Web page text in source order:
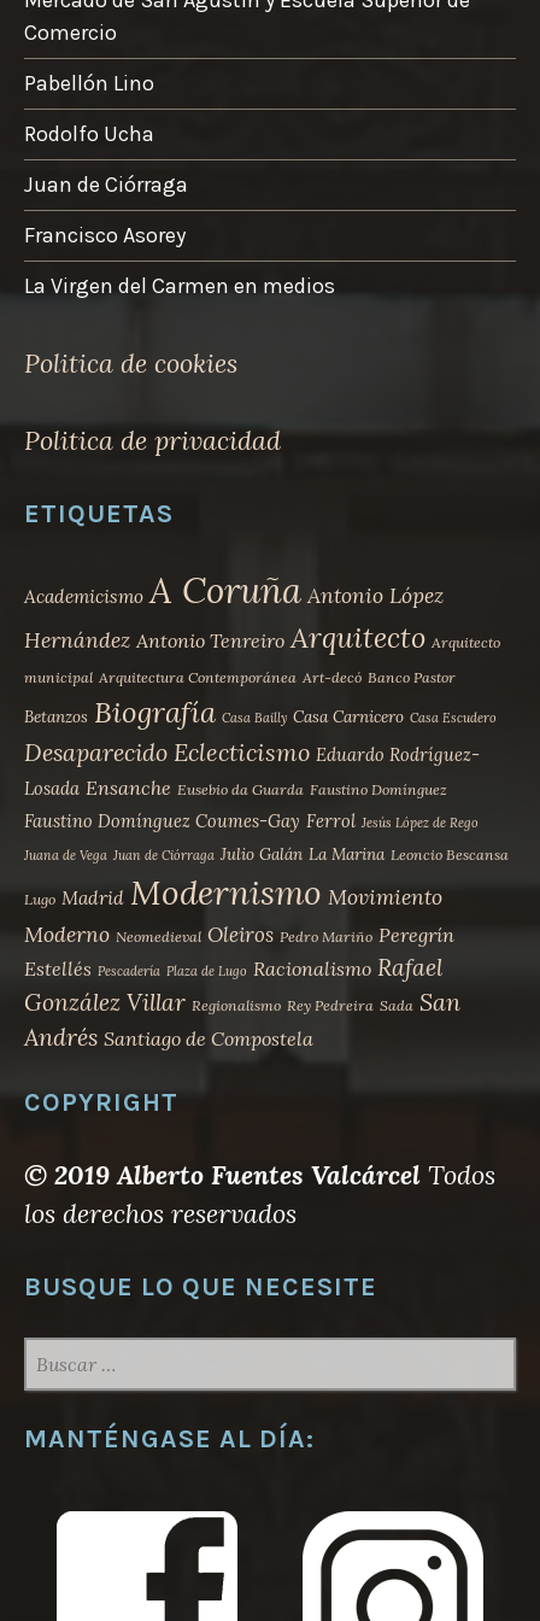
Comercio
Pabellón Lino
Rodolfo Ucha
Juan de Ciórraga
Francisco Asorey
La Virgen del Carmen en medios
Politica de cookies
Politica de privacidad
ETIQUETAS
Academicismo A Coruña Antonio López
Hernández Antonio Tenreiro Arquitecto Arquitecto
municipal Arquitectura Contemporánea Art-decó Banco Pastor
Betanzos Biografía Casa Bailly Casa Carnicero Casa Escudero
Desaparecido Eclecticismo Eduardo Rodríguez-
Losada Ensanche Eusebio da Guarda Faustino Domínguez
Faustino Domínguez Coumes-Gay Ferrol Jesús López de Rego
Juana de Vega Juan de Ciórraga Julio Galán La Marina Leoncio Bescansa
Lugo Madrid Modernismo Movimiento
Moderno Neomedieval Oleiros Pedro Mariño Peregrín
Estellés Pescadería Plaza de Lugo Racionalismo Rafael
González Villar Regionalismo Rey Pedreira Sada San
Andrés Santiago de Compostela
COPYRIGHT
© 2019 Alberto Fuentes Valcárcel Todos
los derechos reservados
BUSQUE LO QUE NECESITE
MANTÉNGASE AL DÍA: